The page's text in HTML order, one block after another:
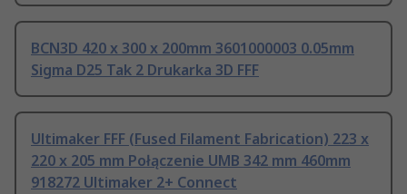
BCN3D 420 x 300 x 200mm 3601000003 0.05mm
Sigma D25 Tak 2 Drukarka 3D FFF
Ultimaker FFF (Fused Filament Fabrication) 223 x
220 x 205 mm Połączenie UMB 342 mm 460mm
918272 Ultimaker 2+ Connect